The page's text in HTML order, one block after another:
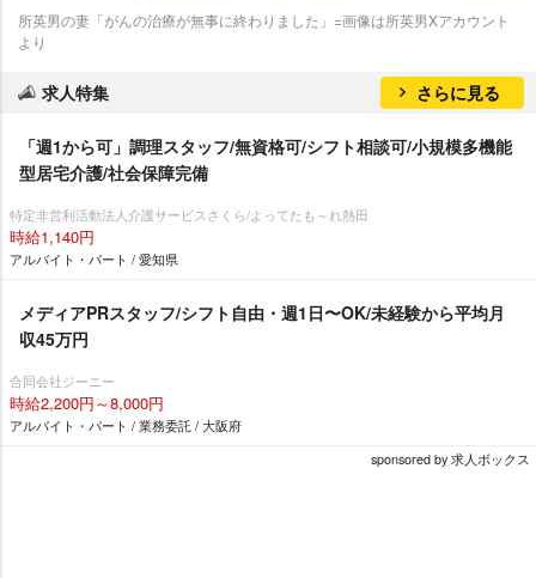
所英男の妻「がんの治療が無事に終わりました」=画像は所英男Xアカウント
より
求人特集 さらに見る
「週1から可」調理スタッフ/無資格可/シフト相談可/小規模多機能
型居宅介護/社会保障完備
特定非営利活動法人介護サービスさくら/よってたも～れ熱田
時給1,140円
アルバイト・パート / 愛知県
メディアPRスタッフ/シフト自由・週1日〜OK/未経験から平均月
収45万円
合同会社ジーニー
時給2,200円～8,000円
アルバイト・パート / 業務委託 / 大阪府
sponsored by 求人ボックス